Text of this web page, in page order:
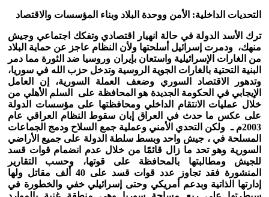
التحديات الداخلية: الأمن ووحدة البلاد وبناء المؤسسات والاقتصاد
ترك الأسد الدولة في حالة انهيار اقتصادي وتفكك اجتماعي وجيش
منهك، ودمرت إسرائيل أسلحتها ولأن النظام عاجز عن حماية البلاد
من الغارات الإسرائيلية واستعان بإيران وروسيا ضد الثورة مما دمر
البنية التحتية بالغارات الجوية الروسية وتدخل حزب الله في سوريا،
وتدهور الاقتصاد السوري وضعف العملة السورية، إن العامل
الإيجابي في الحكومة الجديدة هو المحافظة على السلم الأهلي من
خلال عمليات الانتقام الداخلي ومحافظتها على مؤسسات الدولة
على عكس ما حدث في العراق إبان سقوط النظام العراقي عام
2003م ـ ولكن التحدي الأمني وعملية جمع السلاح ودمج الجماعات
المسلحة في ، جيش واحد وبسط سلطة الدولة على جميع الأراضي
السورية وهو تحد ما زال قائمًا من خلال عدم انضمام قوات قسد
للجيش ومطالبتها بالمحافظة على قوتها، وحسب التقارير
المنشورة فقد تجاوز عدد قوات قسد على 40 ألف مقاتل ولها
إدارتها الذاتية وبدعم أمريكي وحتى إسرائيلي خفي والخطورة في